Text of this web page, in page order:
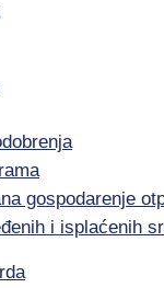
gospodarenje
i isplaćenih